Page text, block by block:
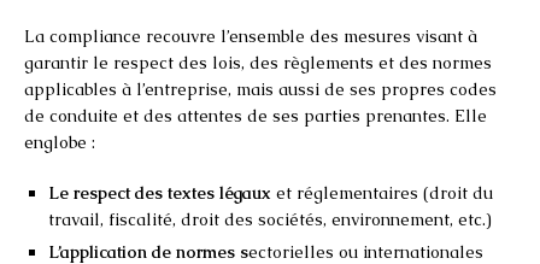
La compliance recouvre l’ensemble des mesures visant à
garantir le respect des lois, des règlements et des normes
applicables à l’entreprise, mais aussi de ses propres codes
de conduite et des attentes de ses parties prenantes. Elle
englobe :
Le respect des textes légaux et réglementaires (droit du
travail, fiscalité, droit des sociétés, environnement, etc.)
L’application de normes sectorielles ou internationales